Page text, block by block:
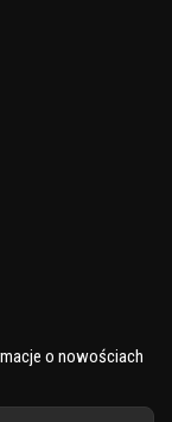
o nowościach